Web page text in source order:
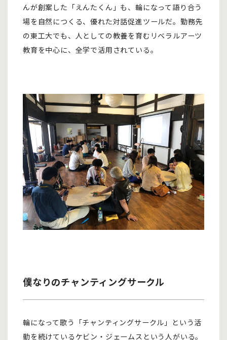
んが創案した「えんたくん」も、輪になって語り合う
場を自然につくる、優れた対話促進ツールだ。勤務先
の東工大でも、人としての教養を育むリベラルアーツ
教育を中心に、全学で活用されている。
僕なりのチャンティングサークル
輪になって歌う「チャンティングサークル」という活
動を続けているケビン・ジェームスという人がいる。